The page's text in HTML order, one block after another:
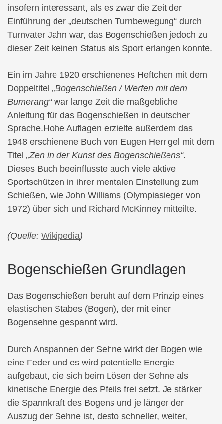
insofern interessant, als es zwar die Zeit der
Einführung der „deutschen Turnbewegung“ durch
Turnvater Jahn war, das Bogenschießen jedoch zu
dieser Zeit keinen Status als Sport erlangen konnte.
Ein im Jahre 1920 erschienenes Heftchen mit dem
Doppeltitel „Bogenschießen / Werfen mit dem
Bumerang“war lange Zeit die maßgebliche
Anleitung für das Bogenschießen in deutscher
Sprache.Hohe Auflagen erzielte außerdem das
1948 erschienene Buch von Eugen Herrigel mit dem
Titel „Zen in der Kunst des Bogenschießens“.
Dieses Buch beeinflusste auch viele aktive
Sportschützen in ihrer mentalen Einstellung zum
Schießen, wie John Williams (Olympiasieger von
1972) über sich und Richard McKinney mitteilte.
(Quelle: Wikipedia)
Bogenschießen Grundlagen
Das Bogenschießen beruht auf dem Prinzip eines
elastischen Stabes (Bogen), der mit einer
Bogensehne gespannt wird.
Durch Anspannen der Sehne wirkt der Bogen wie
eine Feder und es wird potentielle Energie
aufgebaut, die sich beim Lösen der Sehne als
kinetische Energie des Pfeils frei setzt. Je stärker
die Spannkraft des Bogens und je länger der
Auszug der Sehne ist, desto schneller, weiter,